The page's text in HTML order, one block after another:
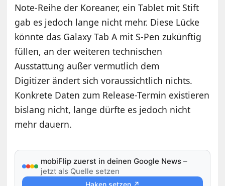
Note-Reihe der Koreaner, ein Tablet mit Stift
gab es jedoch lange nicht mehr. Diese Lücke
könnte das Galaxy Tab A mit S-Pen zukünftig
füllen, an der weiteren technischen
Ausstattung außer vermutlich dem
Digitizer ändert sich voraussichtlich nichts.
Konkrete Daten zum Release-Termin existieren
bislang nicht, lange dürfte es jedoch nicht
mehr dauern.
mobiFlip zuerst in deinen Google News –
jetzt als Quelle setzen